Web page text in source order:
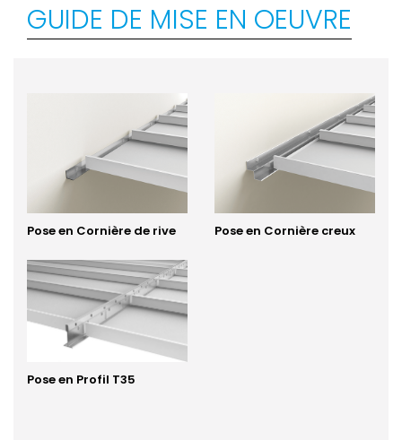
GUIDE DE MISE EN OEUVRE
Pose en Cornière de rive Pose en Cornière creux
Pose en Profil T35